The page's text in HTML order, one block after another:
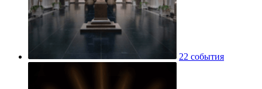
22 события